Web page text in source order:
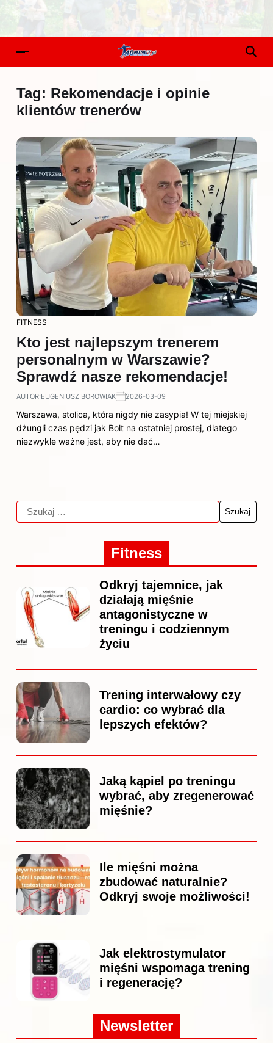
Tag: Rekomendacje i opinie
klientów trenerów
FITNESS
Kto jest najlepszym trenerem
personalnym w Warszawie?
Sprawdź nasze rekomendacje!
AUTOR:EUGENIUSZ BOROWIAK 2026-03-09
Warszawa, stolica, która nigdy nie zasypia! W tej miejskiej
dżungli czas pędzi jak Bolt na ostatniej prostej, dlatego
niezwykle ważne jest, aby nie dać…
Fitness
Odkryj tajemnice, jak
działają mięśnie
antagonistyczne w
treningu i codziennym
życiu
Trening interwałowy czy
cardio: co wybrać dla
lepszych efektów?
Jaką kąpiel po treningu
wybrać, aby zregenerować
mięśnie?
Ile mięśni można
zbudować naturalnie?
Odkryj swoje możliwości!
Jak elektrostymulator
mięśni wspomaga trening
i regenerację?
Newsletter